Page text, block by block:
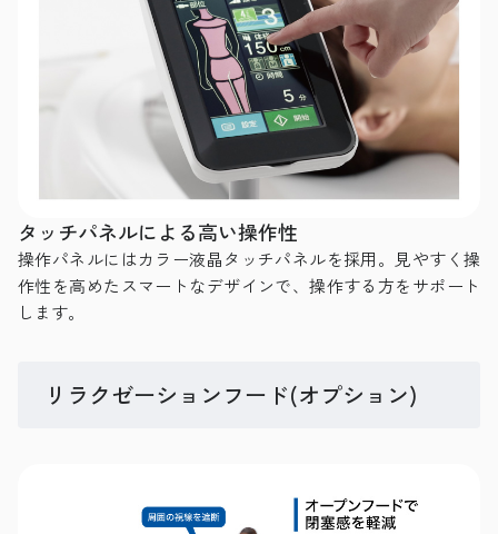
タッチパネルによる高い操作性
操作パネルにはカラー液晶タッチパネルを採用。見やすく操
作性を高めたスマートなデザインで、操作する方をサポート
します。
リラクゼーションフード(オプション)